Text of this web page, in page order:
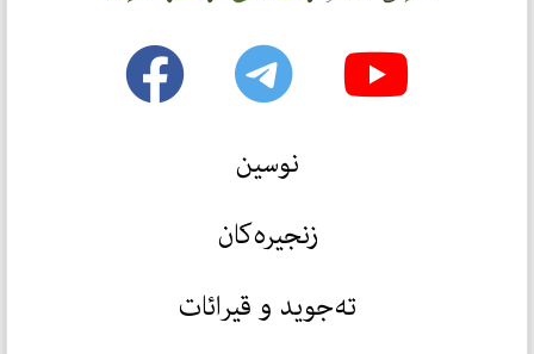
نوسین
زنجیرەکان
تەجوید و قیرائات